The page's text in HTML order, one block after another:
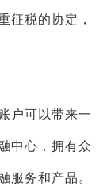
征税的协定，
户可以带来一
中心，拥有众
服务和产品。